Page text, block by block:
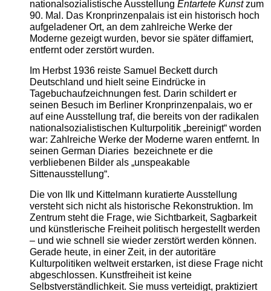
nationalsozialistische Ausstellung Entartete Kunstzum
90. Mal. Das Kronprinzenpalais ist ein historisch hoch
aufgeladener Ort, an dem zahlreiche Werke der
Moderne gezeigt wurden, bevor sie später diffamiert,
entfernt oder zerstört wurden.
Im Herbst 1936 reiste Samuel Beckett durch
Deutschland und hielt seine Eindrücke in
Tagebuchaufzeichnungen fest. Darin schildert er
seinen Besuch im Berliner Kronprinzenpalais, wo er
auf eine Ausstellung traf, die bereits von der radikalen
nationalsozialistischen Kulturpolitik „bereinigt“ worden
war: Zahlreiche Werke der Moderne waren entfernt. In
seinen German Diaries bezeichnete er die
verbliebenen Bilder als „unspeakable
Sittenausstellung“.
Die von Ilk und Kittelmann kuratierte Ausstellung
versteht sich nicht als historische Rekonstruktion. Im
Zentrum steht die Frage, wie Sichtbarkeit, Sagbarkeit
und künstlerische Freiheit politisch hergestellt werden
– und wie schnell sie wieder zerstört werden können.
Gerade heute, in einer Zeit, in der autoritäre
Kulturpolitiken weltweit erstarken, ist diese Frage nicht
abgeschlossen. Kunstfreiheit ist keine
Selbstverständlichkeit. Sie muss verteidigt, praktiziert